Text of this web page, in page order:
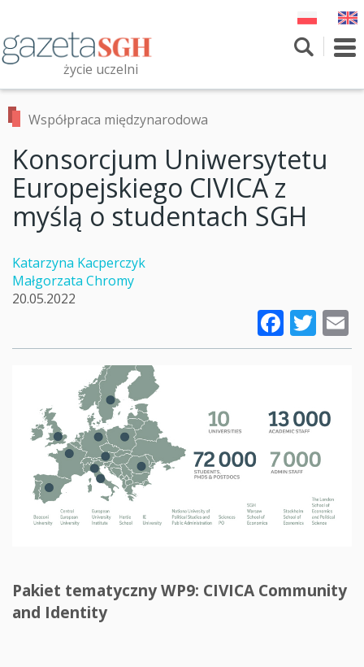
treści
życie uczelni
Przeszukaj witrynę
Współpraca międzynarodowa
Konsorcjum Uniwersytetu
Europejskiego CIVICA z
myślą o studentach SGH
Katarzyna Kacperczyk
Małgorzata Chromy
20.05.2022
Pakiet tematyczny WP9: CIVICA Community
and Identity